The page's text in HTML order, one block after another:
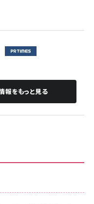
報をもっと見る